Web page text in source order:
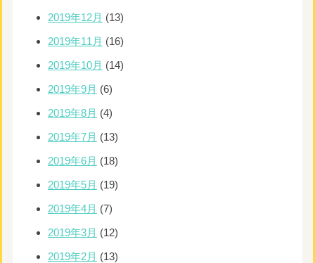
2019年12月 (13)
2019年11月 (16)
2019年10月 (14)
2019年9月 (6)
2019年8月 (4)
2019年7月 (13)
2019年6月 (18)
2019年5月 (19)
2019年4月 (7)
2019年3月 (12)
2019年2月 (13)